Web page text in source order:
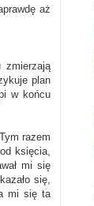
aż
zmierzają
plan
w końcu
razem
księcia,
mi się
się,
mi się ta